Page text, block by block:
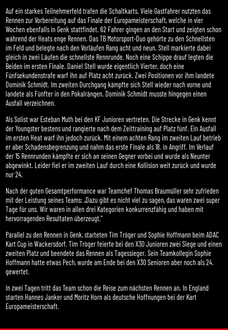
Auf ein starkes Teilnehmerfeld trafen die Schaltkarts. Viele Gastfahrer nutzten das
Rennen zur Vorbereitung auf das Finale der Europameisterschaft, welche in vier
Wochen ebenfalls in Genk stattfindet. 62 Fahrer gingen an den Start und zeigten schon
während der Heats enge Rennen. Das TB Motorsport-Duo gehörte zu den Schnellsten
im Feld und belegte nach den Vorläufen Rang acht und neun. Stell markierte dabei
gleich in zwei Läufen die schnellste Rennrunde. Noch eine Schippe drauf legten die
Beiden im ersten Finale. Daniel Stell wurde eigentlich Vierter, doch eine
Fünfsekundenstrafe warf ihn auf Platz acht zurück. Zwei Positionen vor ihm landete
Dominik Schmidt. Im zweiten Durchgang kämpfte sich Stell wieder nach vorne und
landete als Fünfter in den Pokalrängen. Dominik Schmidt musste hingegen einen
Ausfall verzeichnen.
Als Solist war Esteban Muth bei den KF Junioren vertreten. Die Strecke in Genk kennt
der Youngster bestens und rangierte nach dem Zeittraining auf Platz fünf. Ein Ausfall
im ersten Heat warf ihn jedoch zurück. Mit einem achten Rang im zweiten Lauf betrieb
er aber Schadensbegrenzung und nahm das erste Finale als 18. in Angriff. Im Verlauf
der 15 Rennrunden kämpfte er sich an seinen Gegner vorbei und wurde als Neunter
abgewinkt. Leider fiel er im zweiten Lauf durch eine Kollision weit zurück und wurde
nur 24.
Nach der guten Gesamtperformance war Teamchef Thomas Braumüller sehr zufrieden
mit der Leistung seines Teams: „Dazu gibt es nicht viel zu sagen, das waren zwei super
Tage für uns. Wir waren in allen drei Kategorien konkurrenzfähig und haben mit
hervorragenden Resultaten überzeugt.“
Parallel zu den Rennen in Genk, starteten Tim Tröger und Sophie Hoffmann beim ADAC
Kart Cup in Wackersdorf. Tim Tröger feierte bei den X30 Junioren zwei Siege und einen
zweiten Platz und beendete das Rennen als Tagessieger. Sein Teamkollegin Sophie
Hoffmann hatte etwas Pech, wurde am Ende bei den X30 Senioren aber noch als 24.
gewertet.
In zwei Tagen tritt das Team schon die Reise zum nächsten Rennen an. In England
starten Hannes Janker und Moritz Horn als deutsche Hoffnungen bei der Kart
Europameisterschaft.